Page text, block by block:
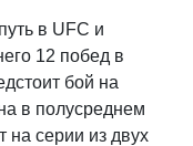
в UFC и
12 побед в
бой на
в полусреднем
на серии из двух